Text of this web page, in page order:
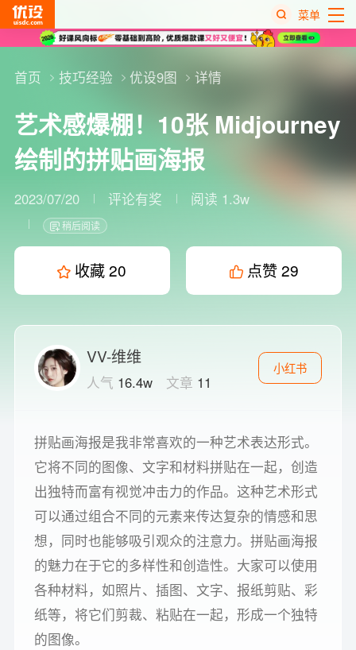
菜单
首页 技巧经验 优设9图 详情
艺术感爆棚！10张 Midjourney
绘制的拼贴画海报
2023/07/20 评论有奖 阅读 1.3w
稍后阅读
收藏20 点赞 29
拼贴画海报是我非常喜欢的一种艺术表达形式。
它将不同的图像、文字和材料拼贴在一起，创造
出独特而富有视觉冲击力的作品。这种艺术形式
可以通过组合不同的元素来传达复杂的情感和思
想，同时也能够吸引观众的注意力。拼贴画海报
的魅力在于它的多样性和创造性。大家可以使用
各种材料，如照片、插图、文字、报纸剪贴、彩
纸等，将它们剪裁、粘贴在一起，形成一个独特
的图像。
VV-维维
人气 16.4w 文章 11
小红书